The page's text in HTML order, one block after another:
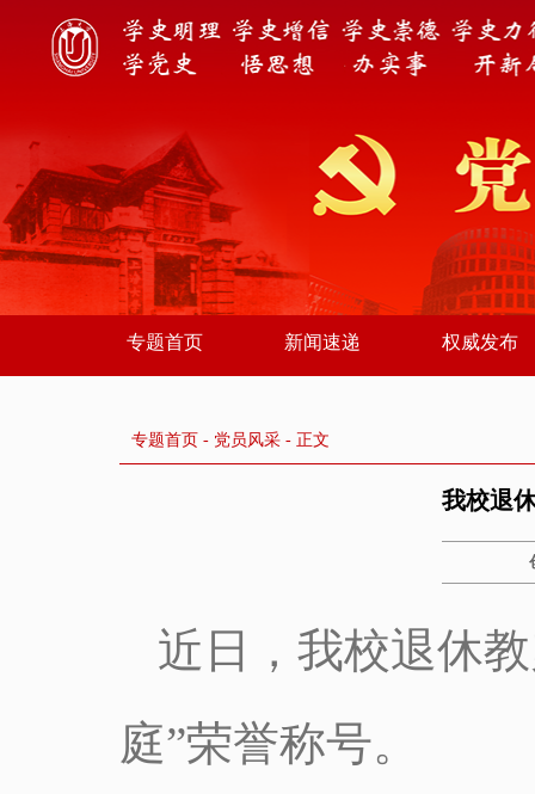
专题首页 新闻速递 权威发布
专题首页 - 党员风采 - 正文
我校退
近日，我校退休
庭”荣誉称号。